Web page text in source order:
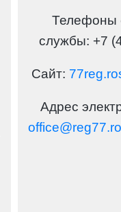
Телефоны
службы: +7
Сайт:
Адрес